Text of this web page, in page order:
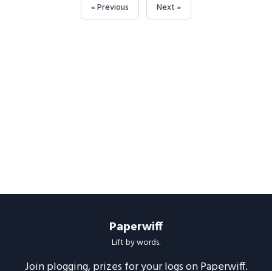
« Previous Next »
Paperwiff
Lift by words.
Join plogging, prizes for your logs on Paperwiff.